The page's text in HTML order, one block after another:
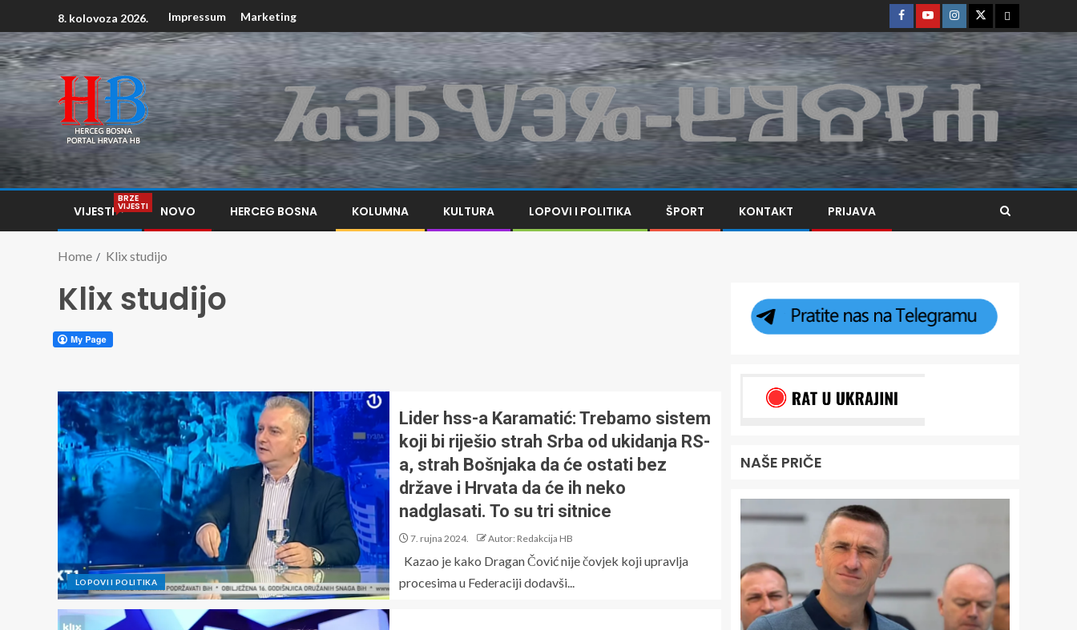
8. kolovoza 2026. Impressum Marketing
VIJESTI
BRZE
VIJESTI NOVO HERCEG BOSNA KOLUMNA KULTURA LOPOVI I POLITIKA ŠPORT KONTAKT PRIJAVA
Home Klix studijo
Klix studijo
LOPOVI I POLITIKA
Lider hss-a Karamatić: Trebamo sistem
koji bi riješio strah Srba od ukidanja RS-
a, strah Bošnjaka da će ostati bez
države i Hrvata da će ih neko
nadglasati. To su tri sitnice
7. rujna 2024. Autor: Redakcija HB
Kazao je kako Dragan Čović nije čovjek koji upravlja
procesima u Federaciji dodavši...
NAŠE PRIČE